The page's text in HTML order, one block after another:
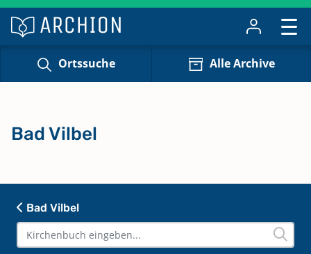
Ortssuche Alle Archive
Bad Vilbel
Bad Vilbel